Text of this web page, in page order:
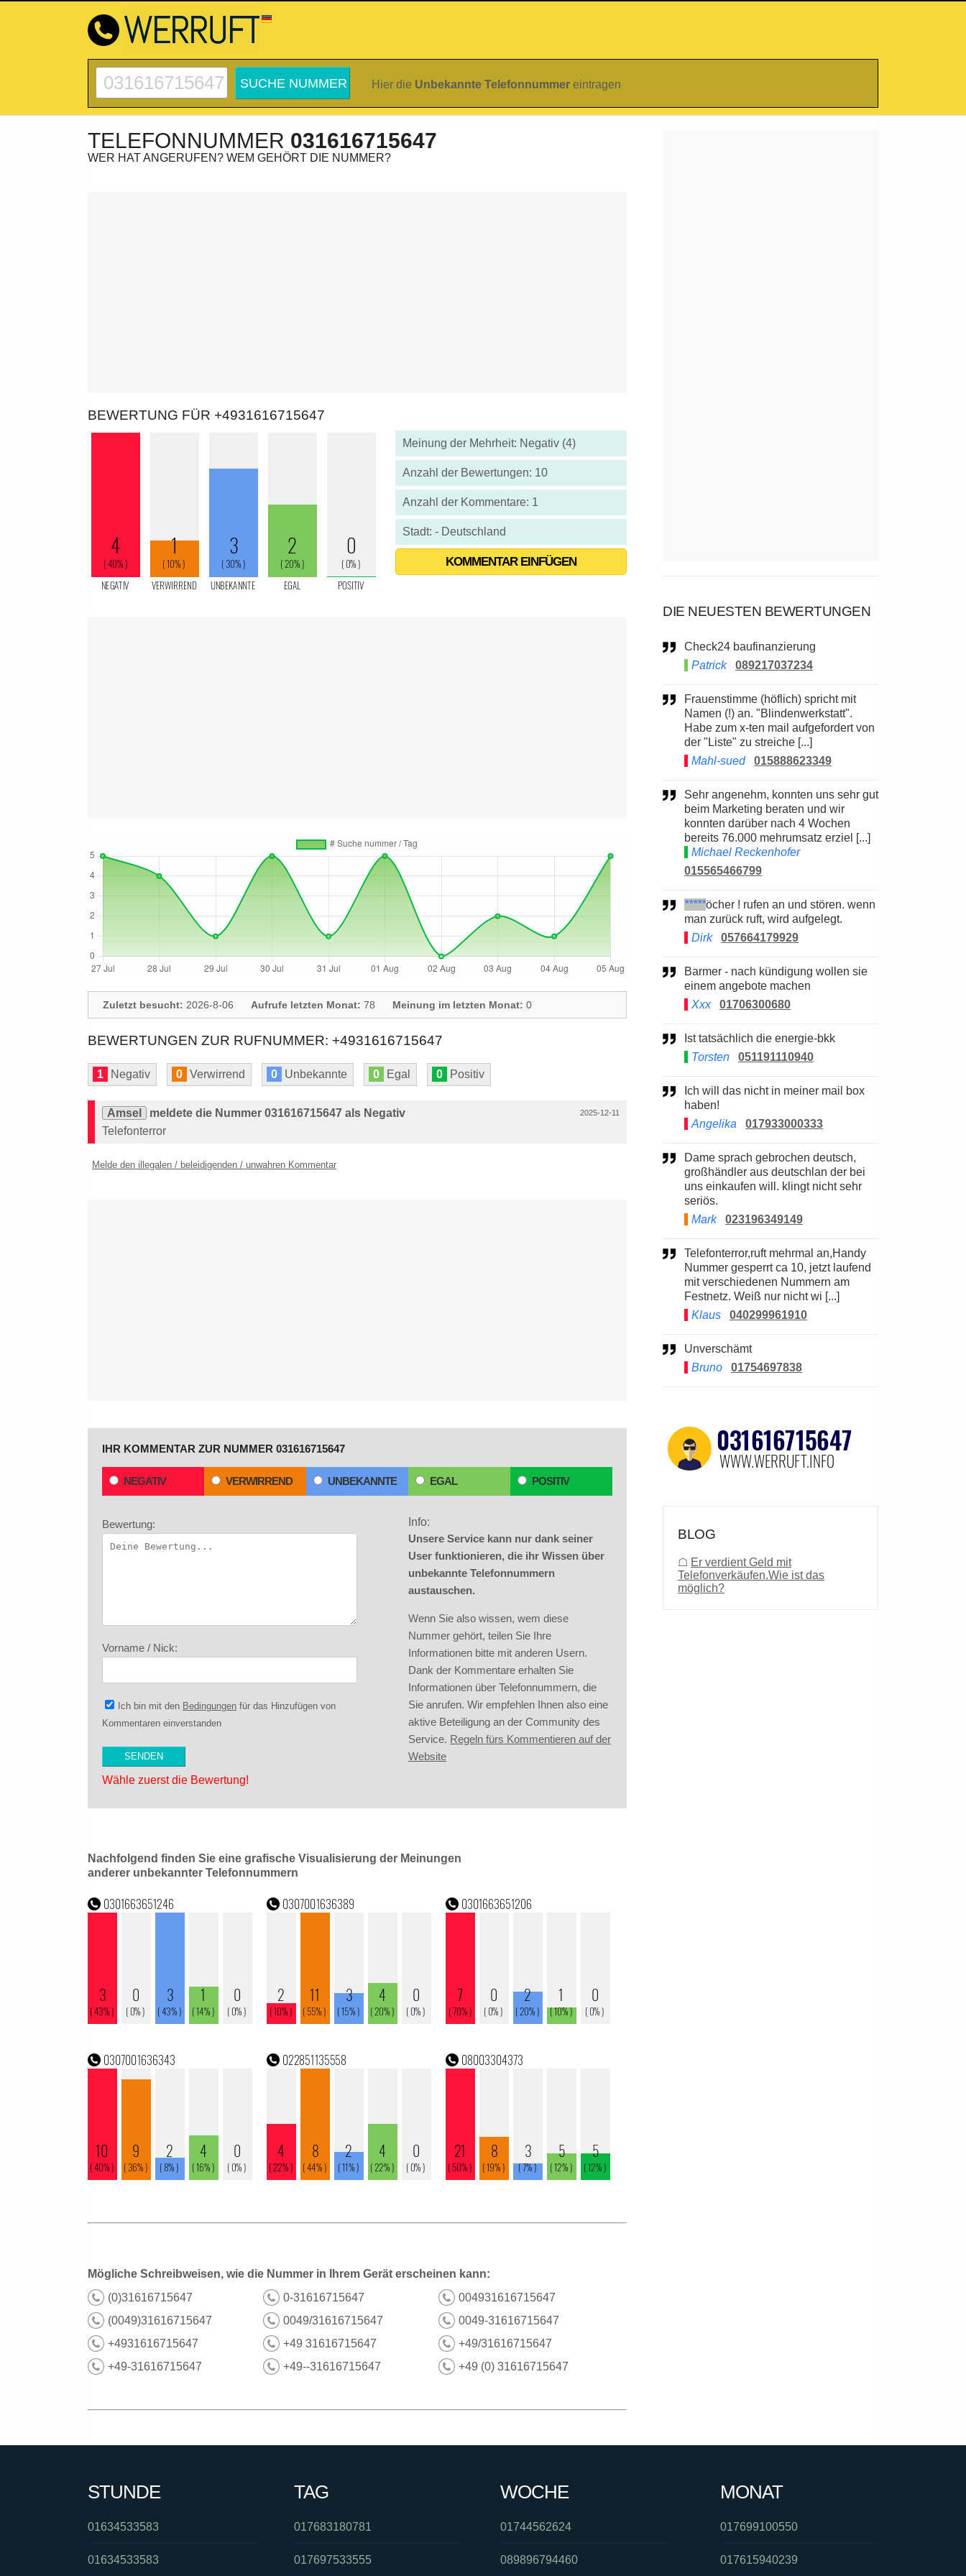
Hier die Unbekannte Telefonnummer eintragen
TELEFONNUMMER 031616715647
WER HAT ANGERUFEN? WEM GEHÖRT DIE NUMMER?
BEWERTUNG FÜR +4931616715647
Meinung der Mehrheit: Negativ (4)
Anzahl der Bewertungen: 10
Anzahl der Kommentare: 1
Stadt: - Deutschland
KOMMENTAR EINFÜGEN
Zuletzt besucht: 2026-8-06 Aufrufe letzten Monat: 78 Meinung im letzten Monat: 0
BEWERTUNGEN ZUR RUFNUMMER: +4931616715647
1 Negativ 0 Verwirrend 0 Unbekannte 0 Egal 0 Positiv
2025-12-11
Amsel
meldete die Nummer 031616715647 als Negativ
Telefonterror
Melde den illegalen / beleidigenden / unwahren Kommentar
IHR KOMMENTAR ZUR NUMMER 031616715647
NEGATIV VERWIRREND UNBEKANNTE EGAL POSITIV
Bewertung:
Vorname / Nick:
Ich bin mit den Bedingungen für das Hinzufügen von
Kommentaren einverstanden
Wähle zuerst die Bewertung!
Info:
Unsere Service kann nur dank seiner
User funktionieren, die ihr Wissen über
unbekannte Telefonnummern
austauschen.
Wenn Sie also wissen, wem diese
Nummer gehört, teilen Sie Ihre
Informationen bitte mit anderen Usern.
Dank der Kommentare erhalten Sie
Informationen über Telefonnummern, die
Sie anrufen. Wir empfehlen Ihnen also eine
aktive Beteiligung an der Community des
Service. Regeln fürs Kommentieren auf der
Website
Nachfolgend finden Sie eine grafische Visualisierung der Meinungen
anderer unbekannter Telefonnummern
Mögliche Schreibweisen, wie die Nummer in Ihrem Gerät erscheinen kann:
(0)31616715647
0-31616715647
004931616715647
(0049)31616715647
0049/31616715647
0049-31616715647
+4931616715647
+49 31616715647
+49/31616715647
+49-31616715647
+49--31616715647 +49 (0) 31616715647
DIE NEUESTEN BEWERTUNGEN
Check24 baufinanzierung
Patrick
089217037234
Frauenstimme (höflich) spricht mit
Namen (!) an. "Blindenwerkstatt".
Habe zum x-ten mail aufgefordert von
der "Liste" zu streiche [...]
Mahl-sued
015888623349
Sehr angenehm, konnten uns sehr gut
beim Marketing beraten und wir
konnten darüber nach 4 Wochen
bereits 76.000 mehrumsatz erziel [...]
Michael Reckenhofer
015565466799
*****öcher ! rufen an und stören. wenn
man zurück ruft, wird aufgelegt.
Dirk
057664179929
Barmer - nach kündigung wollen sie
einem angebote machen
Xxx
01706300680
Ist tatsächlich die energie-bkk
Torsten
051191110940
haben!
Angelika
017933000333
Dame sprach gebrochen deutsch,
großhändler aus deutschlan der bei
uns einkaufen will. klingt nicht sehr
seriös.
Mark
023196349149
Telefonterror,ruft mehrmal an,Handy
Nummer gesperrt ca 10, jetzt laufend
mit verschiedenen Nummern am
Festnetz. Weiß nur nicht wi [...]
Klaus
040299961910
Unverschämt
Bruno
01754697838
BLOG
☖ Er verdient Geld mit
Telefonverkäufen.Wie ist das
möglich?
STUNDE
01634533583
01634533583
TAG
017683180781
017697533555
WOCHE
01744562624
089896794460
MONAT
017699100550
017615940239